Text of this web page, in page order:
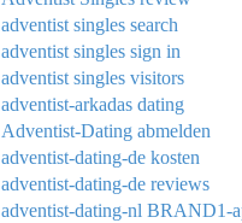
adventist singles search
adventist singles sign in
adventist singles visitors
adventist-arkadas dating
Adventist-Dating abmelden
adventist-dating-de kosten
adventist-dating-de reviews
adventist-dating-nl BRAND1-